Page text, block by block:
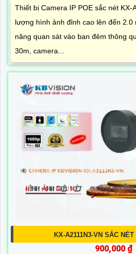
Thiết bị Camera IP POE sắc nét KX-
lượng hình ảnh đỉnh cao lên đến 2.0
năng quan sát vào ban đêm thông
30m, camera...
KX-A2111N3-VN SẮC
900,000 ₫